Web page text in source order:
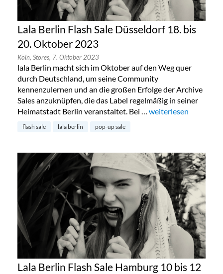
Lala Berlin Flash Sale Düsseldorf 18. bis
20. Oktober 2023
Köln, Stores, 7. Oktober 2023
lala Berlin macht sich im Oktober auf den Weg quer
durch Deutschland, um seine Community
kennenzulernen und an die großen Erfolge der Archive
Sales anzuknüpfen, die das Label regelmäßig in seiner
Heimatstadt Berlin veranstaltet. Bei … „Lala Berlin Flash
weiterlesen
flash sale lala berlin pop-up sale
Lala Berlin Flash Sale Hamburg 10 bis 12